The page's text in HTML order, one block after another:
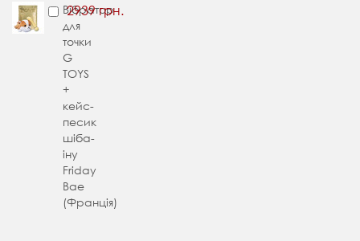
Вібратор
для
точки
G
TOYS
+
кейс-
песик
шіба-
іну
Friday
Bae
(Франція)
2939 грн.